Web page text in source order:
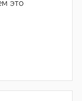
это